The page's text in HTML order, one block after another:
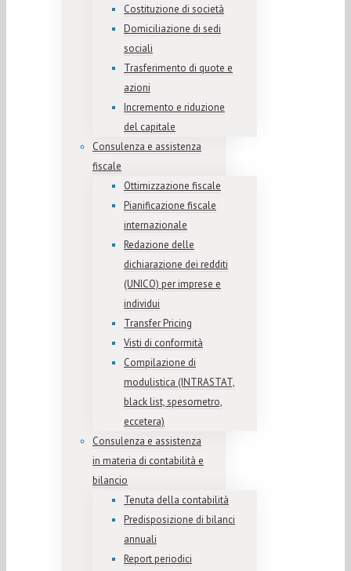
Costituzione di società
Domiciliazione di sedi
sociali
Trasferimento di quote e
azioni
Incremento e riduzione
del capitale
Consulenza e assistenza
fiscale
Ottimizzazione fiscale
Pianificazione fiscale
internazionale
Redazione delle
dichiarazione dei redditi
(UNICO) per imprese e
individui
Transfer Pricing
Visti di conformità
Compilazione di
modulistica (INTRASTAT,
black list, spesometro,
eccetera)
Consulenza e assistenza
in materia di contabilità e
bilancio
Tenuta della contabilità
Predisposizione di bilanci
annuali
Report periodici